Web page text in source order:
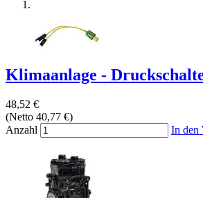
Klimaanlage -
48,52 €
(Netto 40,77 €)
Anzahl
In den